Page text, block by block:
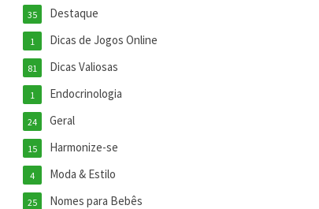
Destaque
35
Dicas de Jogos Online
1
Dicas Valiosas
81
Endocrinologia
1
Geral
24
Harmonize-se
15
Moda & Estilo
4
Nomes para Bebês
25